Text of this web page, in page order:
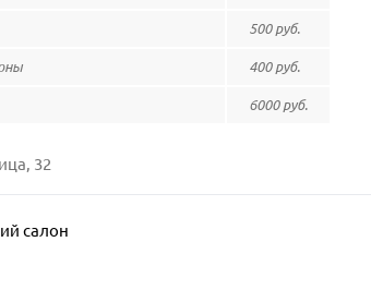
500 руб.
400 руб.
6000 руб.
32
салон